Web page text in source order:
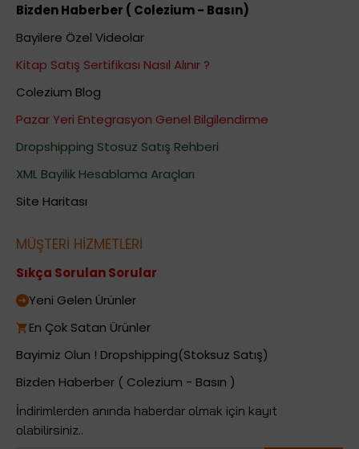
Bizden Haberber ( Colezium - Basın)
Bayilere Özel Videolar
Kitap Satış Sertifikası Nasıl Alınır ?
Colezium Blog
Pazar Yeri Entegrasyon Genel Bilgilendirme
Dropshipping Stosuz Satış Rehberi
XML Bayilik Hesablama Araçları
Site Haritası
MÜŞTERİ HİZMETLERİ
Sıkça Sorulan Sorular
Yeni Gelen Ürünler
En Çok Satan Ürünler
Bayimiz Olun ! Dropshipping(Stoksuz Satış)
Bizden Haberber ( Colezium - Basın )
İndirimlerden anında haberdar olmak için kayıt
olabilirsiniz..